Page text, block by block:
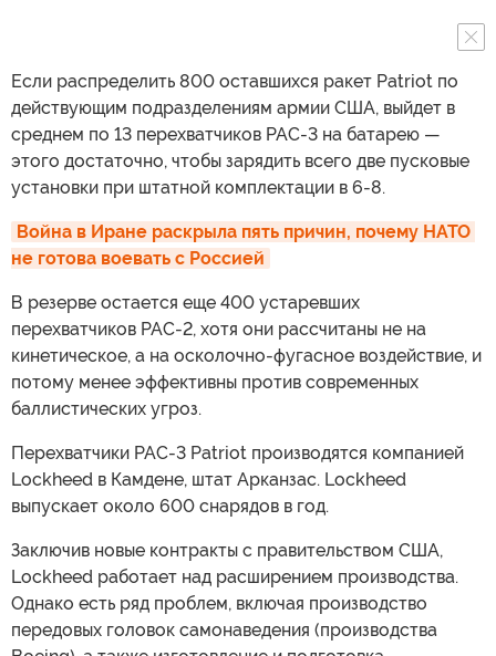
Если распределить 800 оставшихся ракет Patriot по
действующим подразделениям армии США, выйдет в
среднем по 13 перехватчиков PAC-3 на батарею —
этого достаточно, чтобы зарядить всего две пусковые
установки при штатной комплектации в 6-8.
Война в Иране раскрыла пять причин, почему НАТО
не готова воевать с Россией
В резерве остается еще 400 устаревших
перехватчиков PAC-2, хотя они рассчитаны не на
кинетическое, а на осколочно-фугасное воздействие, и
потому менее эффективны против современных
баллистических угроз.
Перехватчики PAC-3 Patriot производятся компанией
Lockheed в Камдене, штат Арканзас. Lockheed
выпускает около 600 снарядов в год.
Заключив новые контракты с правительством США,
Lockheed работает над расширением производства.
Однако есть ряд проблем, включая производство
передовых головок самонаведения (производства